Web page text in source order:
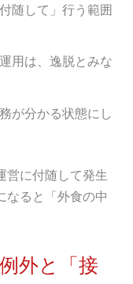
随して」行う範囲
用は、逸脱とみな
が分かる状態にし
営に付随して発生
なると「外食の中
外と「接